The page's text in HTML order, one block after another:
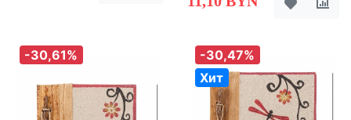
-30,61%
-30,47%
Хит